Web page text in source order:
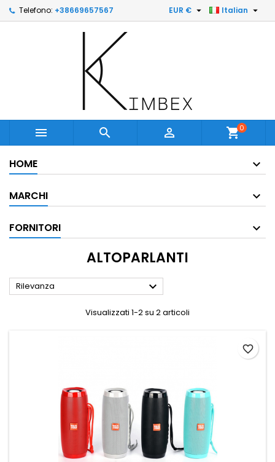
Telefono: +38669657567 Italian 
EUR € 
   shopping_cart0
HOME
MARCHI
FORNITORI
ALTOPARLANTI
Rilevanza 
Visualizzati 1-2 su 2 articoli
favorite_border